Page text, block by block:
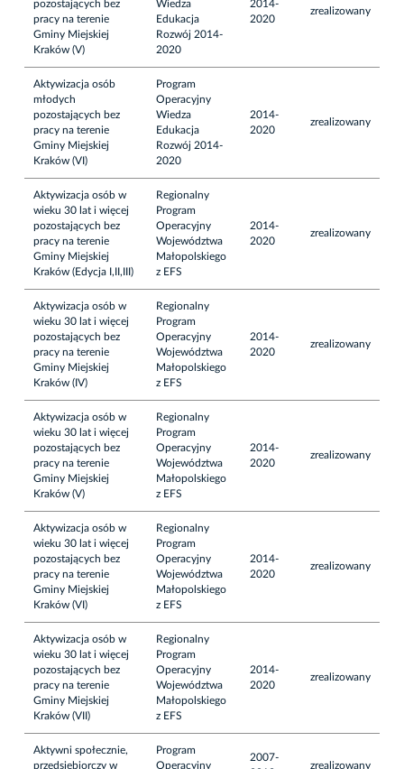
pozostających bez
pracy na terenie
Gminy Miejskiej
Kraków (V)
Wiedza
Edukacja
Rozwój 2014-
2020
2014-
2020
zrealizowany
Aktywizacja osób
młodych
pozostających bez
pracy na terenie
Gminy Miejskiej
Kraków (VI)
Program
Operacyjny
Wiedza
Edukacja
Rozwój 2014-
2020
2014-
2020
zrealizowany
Aktywizacja osób w
wieku 30 lat i więcej
pozostających bez
pracy na terenie
Gminy Miejskiej
Kraków (Edycja I,II,III)
Regionalny
Program
Operacyjny
Województwa
Małopolskiego
z EFS
2014-
2020
zrealizowany
Aktywizacja osób w
wieku 30 lat i więcej
pozostających bez
pracy na terenie
Gminy Miejskiej
Kraków (IV)
Regionalny
Program
Operacyjny
Województwa
Małopolskiego
z EFS
2014-
2020
zrealizowany
Aktywizacja osób w
wieku 30 lat i więcej
pozostających bez
pracy na terenie
Gminy Miejskiej
Kraków (V)
Regionalny
Program
Operacyjny
Województwa
Małopolskiego
z EFS
2014-
2020
zrealizowany
Aktywizacja osób w
wieku 30 lat i więcej
pozostających bez
pracy na terenie
Gminy Miejskiej
Kraków (VI)
Regionalny
Program
Operacyjny
Województwa
Małopolskiego
z EFS
2014-
2020
zrealizowany
Aktywizacja osób w
wieku 30 lat i więcej
pozostających bez
pracy na terenie
Gminy Miejskiej
Kraków (VII)
Regionalny
Program
Operacyjny
Województwa
Małopolskiego
z EFS
2014-
2020
zrealizowany
Aktywni społecznie,
przedsiębiorczy w
Program
Operacyjny
2007-
zrealizowany